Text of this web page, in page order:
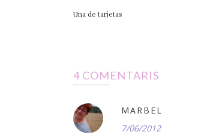
Una de tarjetas
4 COMENTARIS
MARBEL
7/06/2012